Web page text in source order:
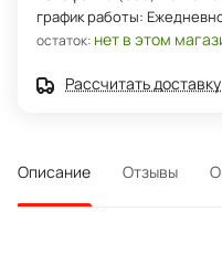
график работы:
остаток: нет в этом
Рассчитать доставку
Описание Отзывы